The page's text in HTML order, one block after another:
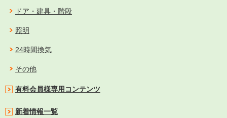
ドア・建具・階段
照明
24時間換気
その他
有料会員様専用コンテンツ
新着情報一覧